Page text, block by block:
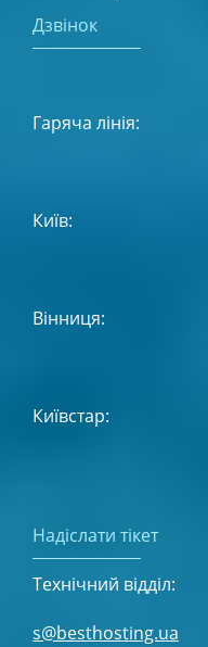
Дзвінок
Гаряча лінія:
Київ:
Вінниця:
Київстар:
Надіслати тікет
Технічний відділ:
s@besthosting.ua